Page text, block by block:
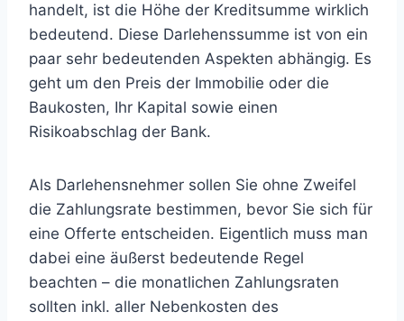
handelt, ist die Höhe der Kreditsumme wirklich
bedeutend. Diese Darlehenssumme ist von ein
paar sehr bedeutenden Aspekten abhängig. Es
geht um den Preis der Immobilie oder die
Baukosten, Ihr Kapital sowie einen
Risikoabschlag der Bank.
Als Darlehensnehmer sollen Sie ohne Zweifel
die Zahlungsrate bestimmen, bevor Sie sich für
eine Offerte entscheiden. Eigentlich muss man
dabei eine äußerst bedeutende Regel
beachten – die monatlichen Zahlungsraten
sollten inkl. aller Nebenkosten des